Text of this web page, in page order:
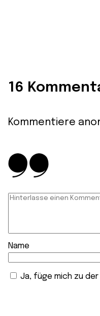
16
Kommentiere
Name
Ja, füge mich zu